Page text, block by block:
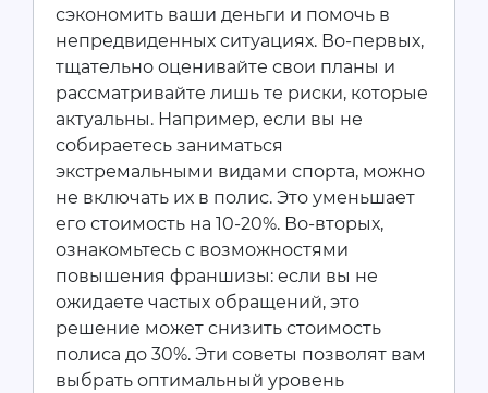
сэкономить ваши деньги и помочь в
непредвиденных ситуациях. Во-первых,
тщательно оценивайте свои планы и
рассматривайте лишь те риски, которые
актуальны. Например, если вы не
собираетесь заниматься
экстремальными видами спорта, можно
не включать их в полис. Это уменьшает
его стоимость на 10-20%. Во-вторых,
ознакомьтесь с возможностями
повышения франшизы: если вы не
ожидаете частых обращений, это
решение может снизить стоимость
полиса до 30%. Эти советы позволят вам
выбрать оптимальный уровень